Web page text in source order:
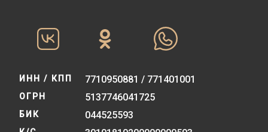
ИНН / КПП 7710950881 / 771401001
ОГРН 5137746041725
БИК 044525593